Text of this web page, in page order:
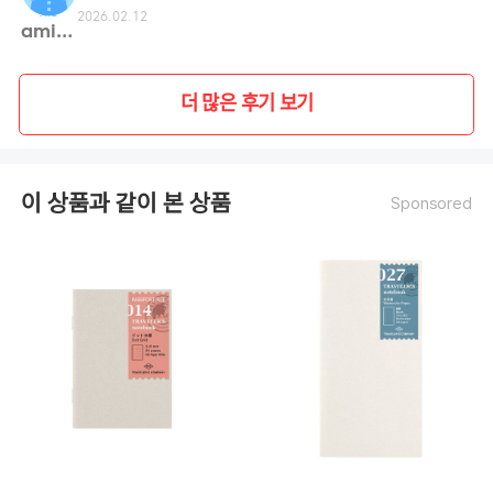
amiss**
2026.02.12
더 많은 후기 보기
이 상품과 같이 본 상품 Sponsored